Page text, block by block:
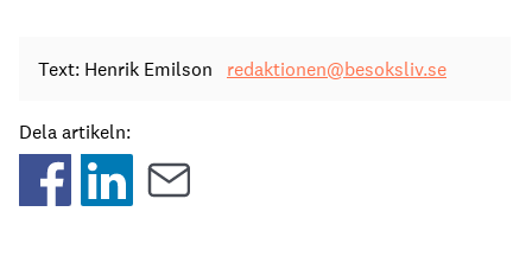
Text: Henrik Emilson redaktionen@besoksliv.se
Dela artikeln: